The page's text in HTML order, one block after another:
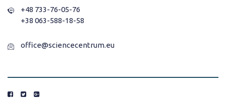
+48 733-76-05-76
+38 063-588-18-58
office@sciencecentrum.eu